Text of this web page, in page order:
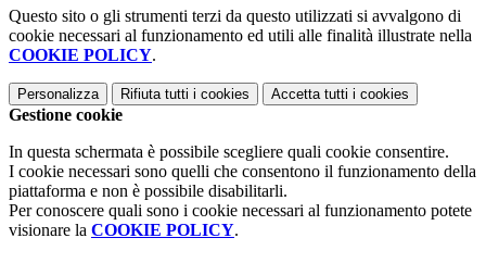
Questo sito o gli strumenti terzi da questo utilizzati si avvalgono di
cookie necessari al funzionamento ed utili alle finalità illustrate nella
COOKIE POLICY.
Personalizza Rifiuta tutti i cookies Accetta tutti i cookies
Gestione cookie
In questa schermata è possibile scegliere quali cookie consentire.
I cookie necessari sono quelli che consentono il funzionamento della
piattaforma e non è possibile disabilitarli.
Per conoscere quali sono i cookie necessari al funzionamento potete
visionare la COOKIE POLICY.